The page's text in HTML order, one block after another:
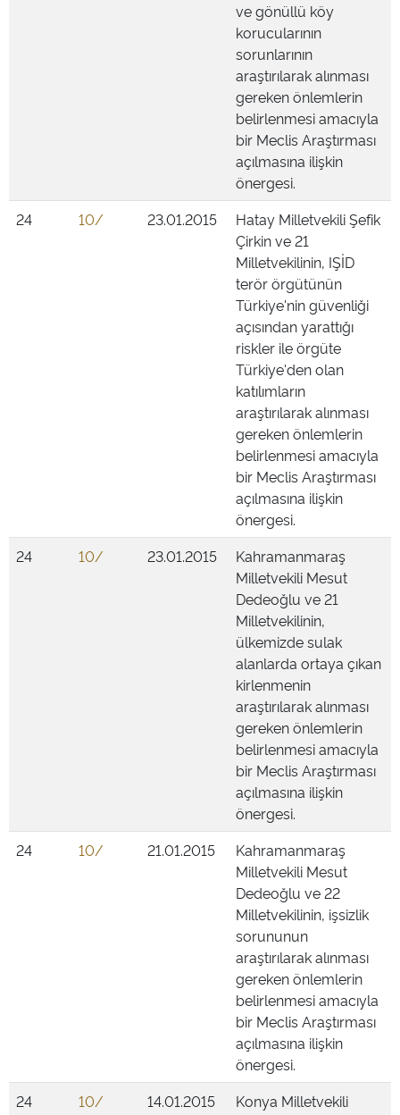
ve gönüllü köy
korucularının
sorunlarının
araştırılarak alınması
gereken önlemlerin
belirlenmesi amacıyla
bir Meclis Araştırması
açılmasına ilişkin
önergesi.
24
10/ 23.01.2015
Hatay Milletvekili Şefik
Çirkin ve 21
Milletvekilinin, IŞİD
terör örgütünün
Türkiye'nin güvenliği
açısından yarattığı
riskler ile örgüte
Türkiye'den olan
katılımların
araştırılarak alınması
gereken önlemlerin
belirlenmesi amacıyla
bir Meclis Araştırması
açılmasına ilişkin
önergesi.
24
10/ 23.01.2015
Kahramanmaraş
Milletvekili Mesut
Dedeoğlu ve 21
Milletvekilinin,
ülkemizde sulak
alanlarda ortaya çıkan
kirlenmenin
araştırılarak alınması
gereken önlemlerin
belirlenmesi amacıyla
bir Meclis Araştırması
açılmasına ilişkin
önergesi.
24
10/ 21.01.2015
Kahramanmaraş
Milletvekili Mesut
Dedeoğlu ve 22
Milletvekilinin, işsizlik
sorununun
araştırılarak alınması
gereken önlemlerin
belirlenmesi amacıyla
bir Meclis Araştırması
açılmasına ilişkin
önergesi.
24
10/ 14.01.2015
Konya Milletvekili